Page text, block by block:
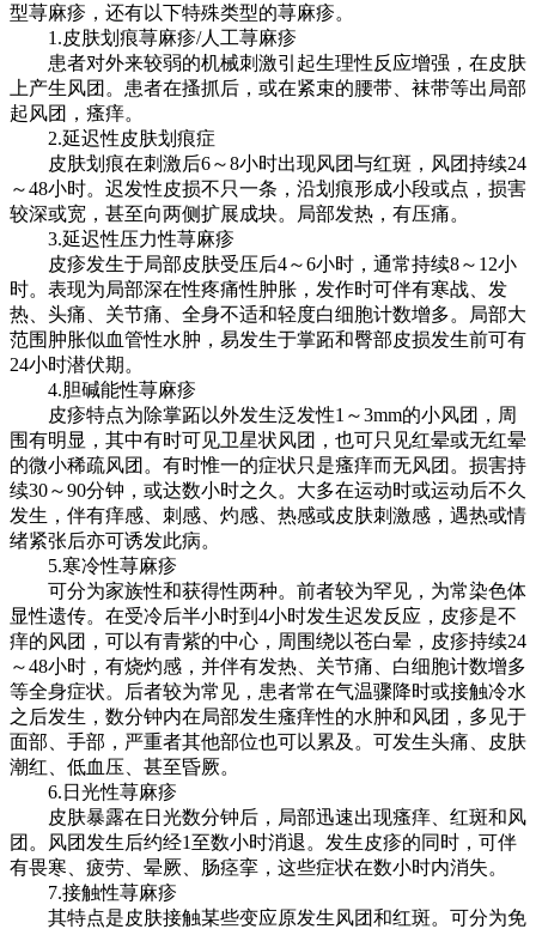
型荨麻疹，还有以下特殊类型的荨麻疹。
1.皮肤划痕荨麻疹/人工荨麻疹
患者对外来较弱的机械刺激引起生理性反应增强，在皮肤
上产生风团。患者在搔抓后，或在紧束的腰带、袜带等出局部
起风团，瘙痒。
2.延迟性皮肤划痕症
皮肤划痕在刺激后6～8小时出现风团与红斑，风团持续24
～48小时。迟发性皮损不只一条，沿划痕形成小段或点，损害
较深或宽，甚至向两侧扩展成块。局部发热，有压痛。
3.延迟性压力性荨麻疹
皮疹发生于局部皮肤受压后4～6小时，通常持续8～12小
时。表现为局部深在性疼痛性肿胀，发作时可伴有寒战、发
热、头痛、关节痛、全身不适和轻度白细胞计数增多。局部大
范围肿胀似血管性水肿，易发生于掌跖和臀部皮损发生前可有
24小时潜伏期。
4.胆碱能性荨麻疹
皮疹特点为除掌跖以外发生泛发性1～3mm的小风团，周
围有明显，其中有时可见卫星状风团，也可只见红晕或无红晕
的微小稀疏风团。有时惟一的症状只是瘙痒而无风团。损害持
续30～90分钟，或达数小时之久。大多在运动时或运动后不久
发生，伴有痒感、刺感、灼感、热感或皮肤刺激感，遇热或情
绪紧张后亦可诱发此病。
5.寒冷性荨麻疹
可分为家族性和获得性两种。前者较为罕见，为常染色体
显性遗传。在受冷后半小时到4小时发生迟发反应，皮疹是不
痒的风团，可以有青紫的中心，周围绕以苍白晕，皮疹持续24
～48小时，有烧灼感，并伴有发热、关节痛、白细胞计数增多
等全身症状。后者较为常见，患者常在气温骤降时或接触冷水
之后发生，数分钟内在局部发生瘙痒性的水肿和风团，多见于
面部、手部，严重者其他部位也可以累及。可发生头痛、皮肤
潮红、低血压、甚至昏厥。
6.日光性荨麻疹
皮肤暴露在日光数分钟后，局部迅速出现瘙痒、红斑和风
团。风团发生后约经1至数小时消退。发生皮疹的同时，可伴
有畏寒、疲劳、晕厥、肠痉挛，这些症状在数小时内消失。
7.接触性荨麻疹
其特点是皮肤接触某些变应原发生风团和红斑。可分为免